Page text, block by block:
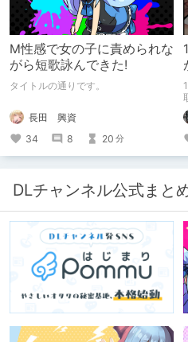
M性感で女の子に責められな
がら短歌詠んできた!
タイトルの通りです。
長田 興資
34
8 20 分
DLチャンネル公式まと